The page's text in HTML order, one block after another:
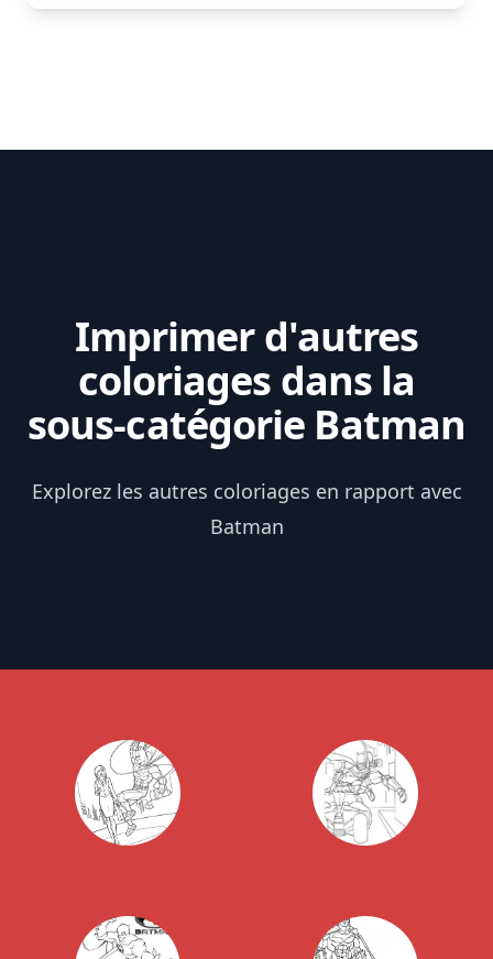
Imprimer d'autres
coloriages dans la
sous-catégorie Batman
Explorez les autres coloriages en rapport avec
Batman